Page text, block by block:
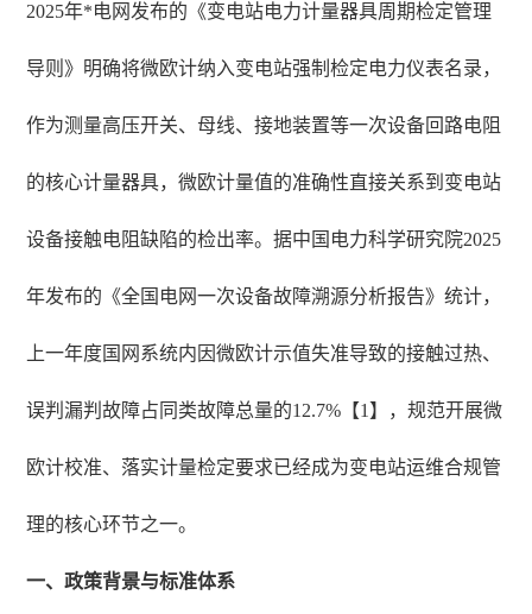
2025年*电网发布的《变电站电力计量器具周期检定管理
导则》明确将微欧计纳入变电站强制检定电力仪表名录，
作为测量高压开关、母线、接地装置等一次设备回路电阻
的核心计量器具，微欧计量值的准确性直接关系到变电站
设备接触电阻缺陷的检出率。据中国电力科学研究院2025
年发布的《全国电网一次设备故障溯源分析报告》统计，
上一年度国网系统内因微欧计示值失准导致的接触过热、
误判漏判故障占同类故障总量的12.7%【1】，规范开展微
欧计校准、落实计量检定要求已经成为变电站运维合规管
理的核心环节之一。
一、政策背景与标准体系